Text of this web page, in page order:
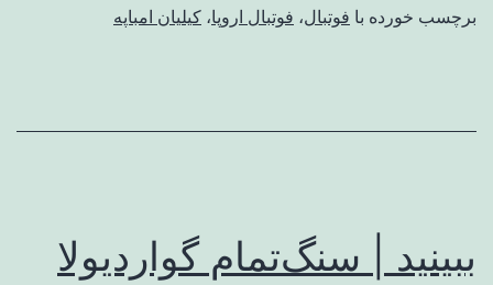
برچسب خورده با فوتبال، فوتبال اروپا، کیلیان امباپه
ببینید | سنگ‌تمام گواردیولا